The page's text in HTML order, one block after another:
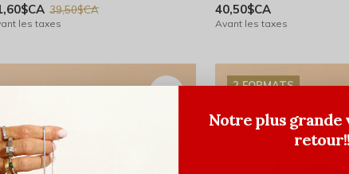
39,50$CA
les taxes
40,50$CA
Avant les taxes
2 FORMATS
Notre plus grande
retour!!